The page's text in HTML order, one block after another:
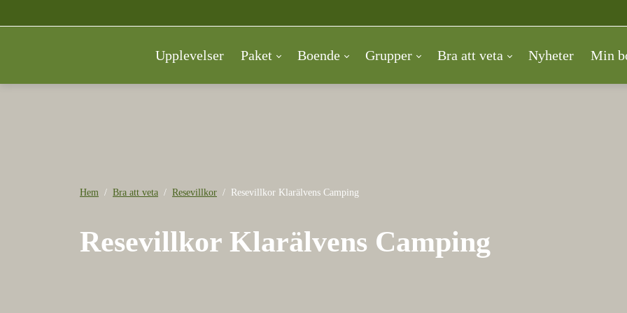
Upplevelser Paket Boende Grupper Bra att veta Nyheter Min
Hem Bra att veta Resevillkor Resevillkor Klarälvens Camping
Resevillkor Klarälvens Camping